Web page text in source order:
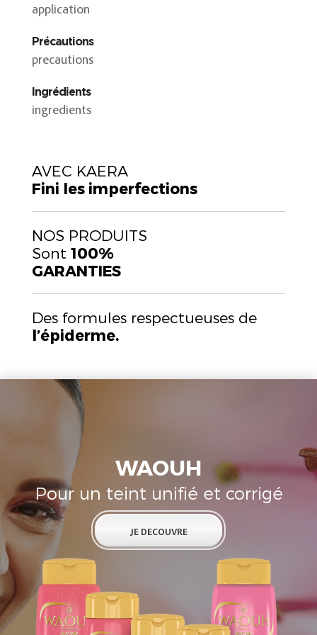
application
Précautions
precautions
Ingrédients
ingredients
AVEC KAERA
Fini les imperfections
NOS PRODUITS
Sont 100%
GARANTIES
Des formules respectueuses de
l’épiderme.
WAOUH
Pour un teint unifié et corrigé
JE DECOUVRE